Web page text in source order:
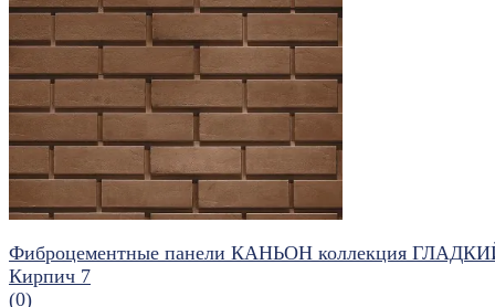
избранное сравнить
Фиброцементные панели КАНЬОН коллекция
Кирпич 7
(0)